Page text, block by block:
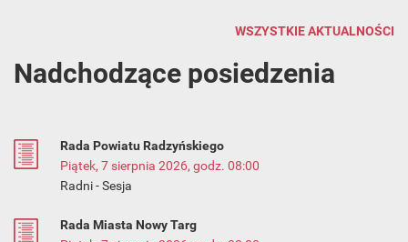
WSZYSTKIE AKTUALNOŚCI
Nadchodzące posiedzenia
Rada Powiatu Radzyńskiego
Piątek, 7 sierpnia 2026, godz. 08:00
Radni - Sesja
Rada Miasta Nowy Targ